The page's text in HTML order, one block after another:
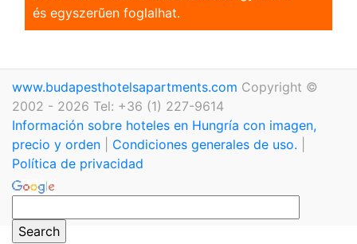
és egyszerũen foglalhat.
www.budapesthotelsapartments.com Copyright ©
2002 - 2026 Tel: +36 (1) 227-9614
Información sobre hoteles en Hungría con imagen,
precio y orden
Condiciones generales de uso.
Política de privacidad